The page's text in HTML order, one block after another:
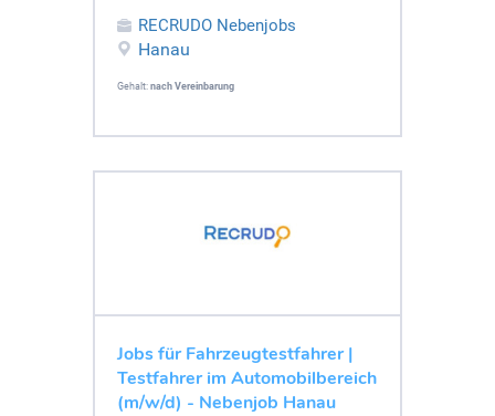
RECRUDO Nebenjobs
Hanau
Gehalt: nach Vereinbarung
Jobs für Fahrzeugtestfahrer |
Testfahrer im Automobilbereich
(m/w/d) - Nebenjob Hanau